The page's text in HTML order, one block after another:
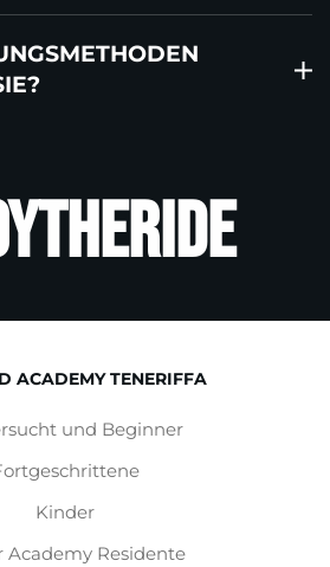
ENJOYTHERIDE
ACADEMY TENERIFFA
und Beginner
Kinder
Academy Residente